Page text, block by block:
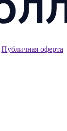
Публичная оферта